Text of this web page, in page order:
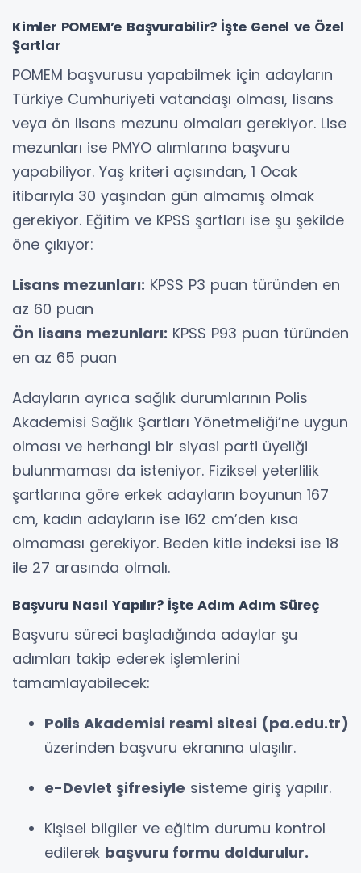
Kimler POMEM’e Başvurabilir? İşte Genel ve Özel
Şartlar
POMEM başvurusu yapabilmek için adayların
Türkiye Cumhuriyeti vatandaşı olması, lisans
veya ön lisans mezunu olmaları gerekiyor. Lise
mezunları ise PMYO alımlarına başvuru
yapabiliyor. Yaş kriteri açısından, 1 Ocak
itibarıyla 30 yaşından gün almamış olmak
gerekiyor. Eğitim ve KPSS şartları ise şu şekilde
öne çıkıyor:
Lisans mezunları: KPSS P3 puan türünden en
az 60 puan
Ön lisans mezunları: KPSS P93 puan türünden
en az 65 puan
Adayların ayrıca sağlık durumlarının Polis
Akademisi Sağlık Şartları Yönetmeliği’ne uygun
olması ve herhangi bir siyasi parti üyeliği
bulunmaması da isteniyor. Fiziksel yeterlilik
şartlarına göre erkek adayların boyunun 167
cm, kadın adayların ise 162 cm’den kısa
olmaması gerekiyor. Beden kitle indeksi ise 18
ile 27 arasında olmalı.
Başvuru Nasıl Yapılır? İşte Adım Adım Süreç
Başvuru süreci başladığında adaylar şu
adımları takip ederek işlemlerini
tamamlayabilecek:
Polis Akademisi resmi sitesi (pa.edu.tr)
üzerinden başvuru ekranına ulaşılır.
e-Devlet şifresiyle sisteme giriş yapılır.
Kişisel bilgiler ve eğitim durumu kontrol
edilerek başvuru formu doldurulur.